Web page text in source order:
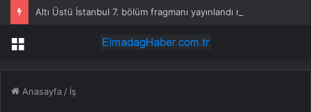
Altı Üstü İstanbul 7. bölüm fragmanı yayınlandı mı?
Menü
Anasayfa / İş